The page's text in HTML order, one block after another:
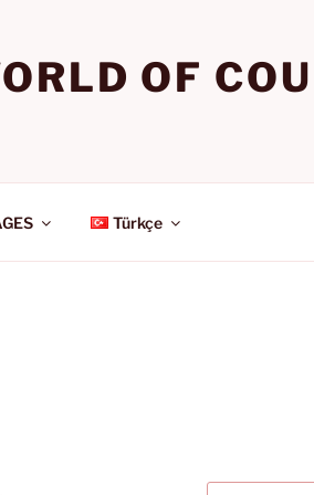
OF
Türkçe